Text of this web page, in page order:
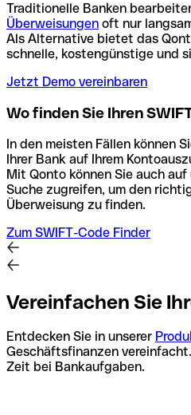
Traditionelle Banken
Überweisungen oft nur
Als Alternative bietet das
schnelle, kostengünstige und
Jetzt Demo vereinbaren
Wo finden Sie Ihren
In den meisten Fällen können
Ihrer Bank auf Ihrem
Mit Qonto können Sie auch
Suche zugreifen, um den
Überweisung zu finden.
Zum SWIFT-Code Finder
Vereinfachen Sie
Entdecken Sie in unserer
Geschäftsfinanzen
Zeit bei Bankaufgaben.